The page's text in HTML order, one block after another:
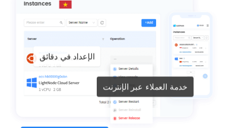
الإعداد في دقائق
خدمة العملاء عبر الإنترنت